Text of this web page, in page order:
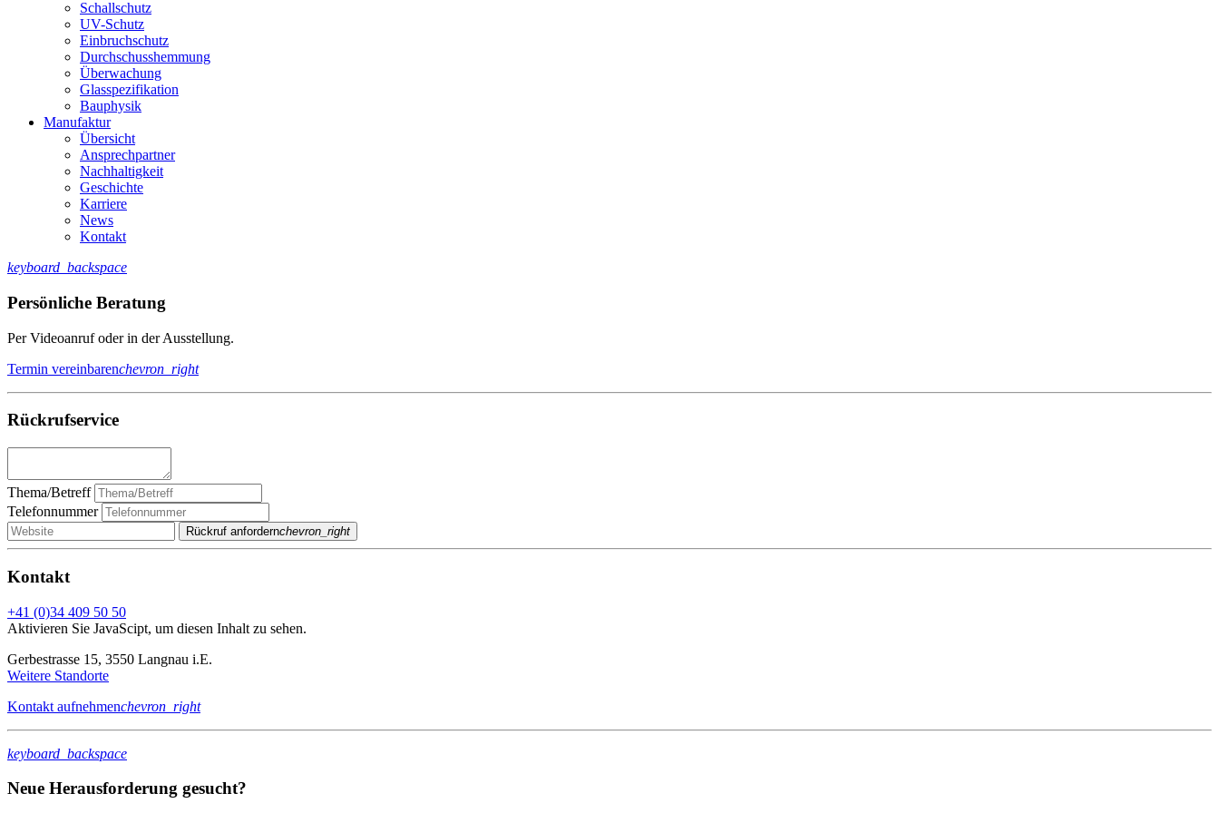
Schallschutz
UV-Schutz
Einbruchschutz
Durchschusshemmung
Überwachung
Glasspezifikation
Bauphysik
Manufaktur
Übersicht
Ansprechpartner
Nachhaltigkeit
Geschichte
Karriere
News
Kontakt
keyboard_backspace
Persönliche Beratung
Per Videoanruf oder in der Ausstellung.
Termin vereinbarenchevron_right
Rückrufservice
Thema/Betreff
Telefonnummer
Rückruf anfordernchevron_right
Kontakt
+41 (0)34 409 50 50
Aktivieren Sie JavaScipt, um diesen Inhalt zu sehen.
Gerbestrasse 15, 3550 Langnau i.E.
Weitere Standorte
Kontakt aufnehmenchevron_right
keyboard_backspace
Neue Herausforderung gesucht?